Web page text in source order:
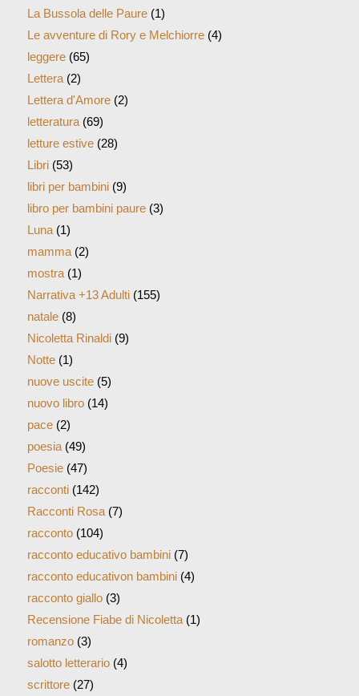
La Bussola delle Paure(1)
Le avventure di Rory e Melchiorre(4)
leggere(65)
Lettera(2)
Lettera d'Amore(2)
letteratura(69)
letture estive(28)
Libri(53)
libri per bambini(9)
libro per bambini paure(3)
Luna(1)
mamma(2)
mostra(1)
Narrativa +13 Adulti(155)
natale(8)
Nicoletta Rinaldi(9)
Notte(1)
nuove uscite(5)
nuovo libro(14)
pace(2)
poesia(49)
Poesie(47)
racconti(142)
Racconti Rosa(7)
racconto(104)
racconto educativo bambini(7)
racconto educativon bambini(4)
racconto giallo(3)
Recensione Fiabe di Nicoletta(1)
romanzo(3)
salotto letterario(4)
scrittore(27)